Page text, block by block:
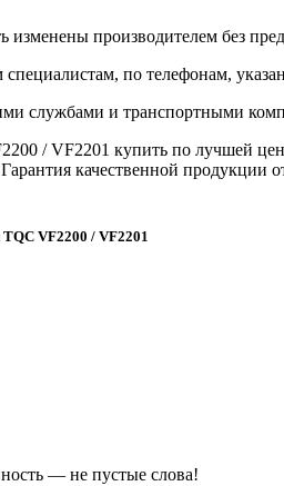
производителем без
по телефонам,
службами и транспортными
/ VF2201 купить по лучшей
качественной продукции
VF2200 / VF2201
— не пустые слова!